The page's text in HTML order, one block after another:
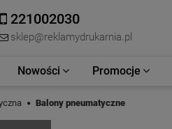
221002030
sklep@reklamydrukarnia.pl
Nowości Promocje
Balony pneumatyczne